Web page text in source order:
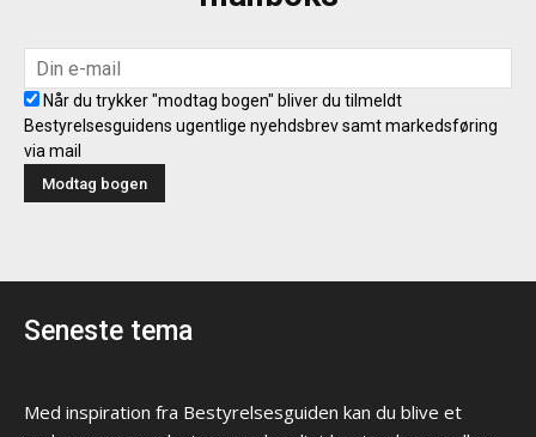
Når du trykker "modtag bogen" bliver du tilmeldt
Bestyrelsesguidens ugentlige nyehdsbrev samt markedsføring
via mail
Seneste tema
Med inspiration fra Bestyrelsesguiden kan du blive et